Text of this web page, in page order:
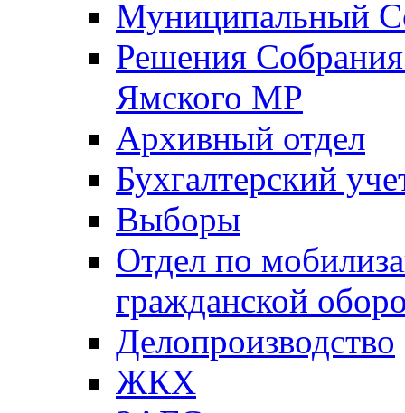
Муниципальный
Решения
Ямского МР
Архивный отдел
Бухгалтерский
Выборы
Отдел по
гражданской
Делопроизводство
ЖКХ